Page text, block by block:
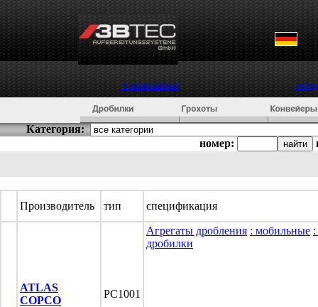
о компании
Категория:
номер:
Производитель тип спецификация
ATLAS
COPCO
PC1001
Агрегаты дробления : мобильные
дробилки